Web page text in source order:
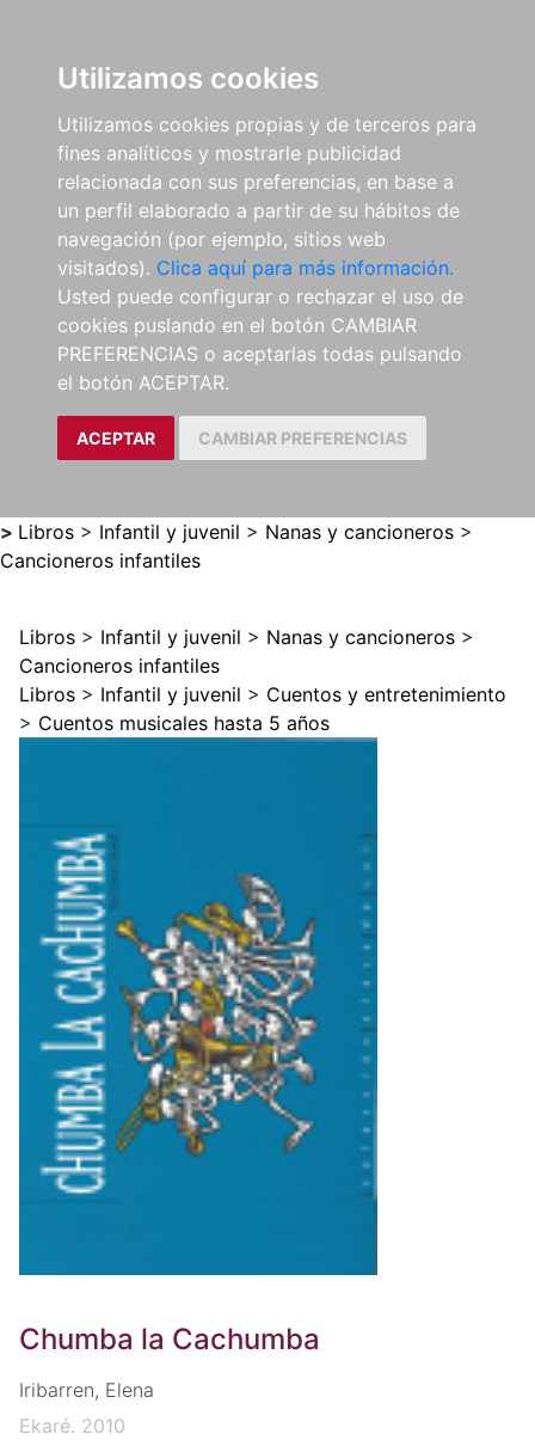
Utilizamos cookies
Utilizamos cookies propias y de terceros para
fines analíticos y mostrarle publicidad
relacionada con sus preferencias, en base a
un perfil elaborado a partir de su hábitos de
navegación (por ejemplo, sitios web
visitados). Clica aquí para más información.
Usted puede configurar o rechazar el uso de
cookies puslando en el botón CAMBIAR
PREFERENCIAS o aceptarlas todas pulsando
el botón ACEPTAR.
ACEPTAR CAMBIAR PREFERENCIAS
> Libros > Infantil y juvenil > Nanas y cancioneros >
Cancioneros infantiles
Libros > Infantil y juvenil > Nanas y cancioneros >
Cancioneros infantiles
Libros > Infantil y juvenil > Cuentos y entretenimiento
> Cuentos musicales hasta 5 años
Chumba la Cachumba
Iribarren, Elena
Ekaré. 2010